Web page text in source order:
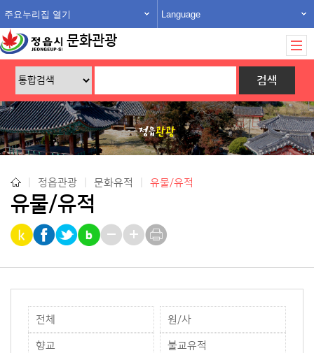
주요누리집 열기 Language
문화관광
정읍관광 문화유적 유물/유적
유물/유적
전체 원/사
향교 불교유적